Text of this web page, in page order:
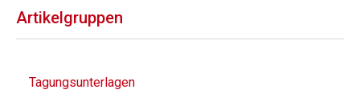
Artikelgruppen
Tagungsunterlagen